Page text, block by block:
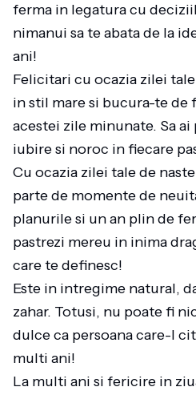
ferma in legatura cu
nimanui sa te abata de la
ani!
Felicitari cu ocazia zilei
in stil mare si bucura-te de
acestei zile minunate. Sa ai
iubire si noroc in fiecare
Cu ocazia zilei tale de
parte de momente de
planurile si un an plin de
pastrezi mereu in inima
care te definesc!
Este in intregime natural,
zahar. Totusi, nu poate fi
dulce ca persoana care-l
multi ani!
La multi ani si fericire in